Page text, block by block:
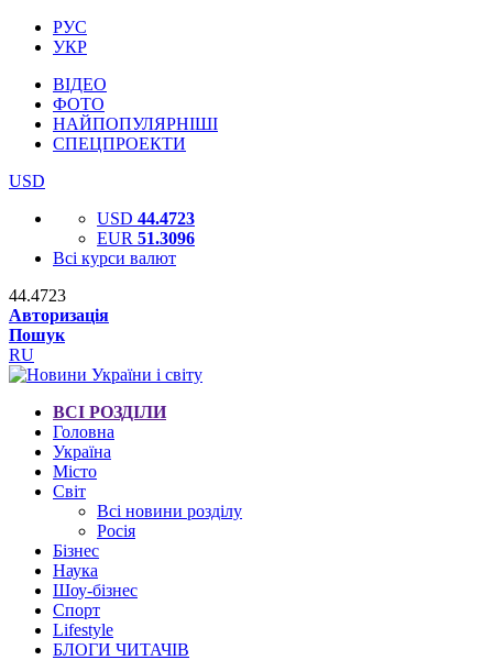
РУС
УКР
ВІДЕО
ФОТО
НАЙПОПУЛЯРНІШІ
СПЕЦПРОЕКТИ
USD
USD 44.4723
EUR 51.3096
Всі курси валют
44.4723
Авторизація
Пошук
RU
ВСІ РОЗДІЛИ
Головна
Україна
Місто
Світ
Всі новини розділу
Росія
Бізнес
Наука
Шоу-бізнес
Спорт
Lifestyle
БЛОГИ ЧИТАЧІВ